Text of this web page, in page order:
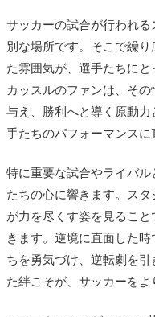
サッカーの試合が行われ
別な場所です。そこで繰
た雰囲気が、選手たちに
カッスルのファンは、そ
与え、勝利へと導く原動
手たちのパフォーマンスに
特に重要な試合やライバ
たちの心に響きます。ス
が力を尽くす姿を見るこ
きます。逆境に直面した
ちを勇気づけ、逆転劇を
た絆こそが、サッカーをよ